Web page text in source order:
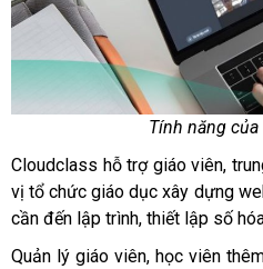
Tính năng
Cloudclass hỗ trợ giáo viên,
vị tổ chức giáo dục xây dựng
cần đến lập trình, thiết lập số
Quản lý giáo viên, học viên